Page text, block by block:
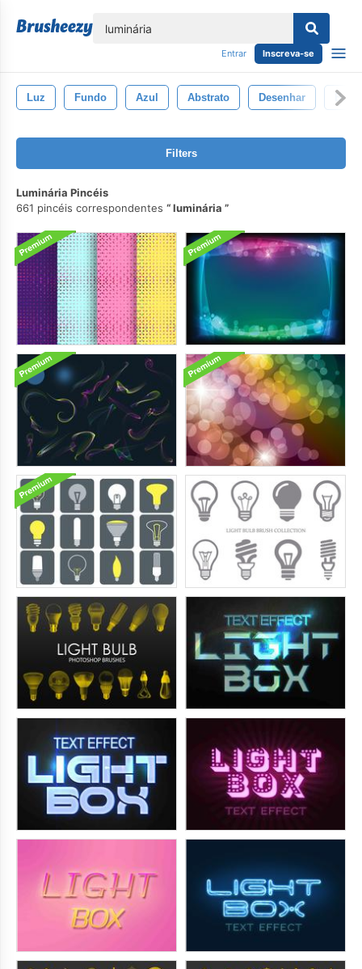
Entrar Inscreva-se
Luz Fundo Azul Abstrato Desenhar
Filters
Luminária Pincéis
661 pincéis correspondentes
luminária